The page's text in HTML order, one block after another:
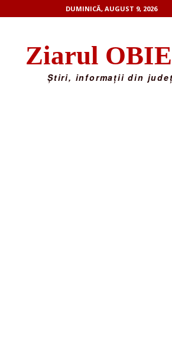
DUMINICĂ, AUGUST 9, 2026
Ziarul
Știri, informații din